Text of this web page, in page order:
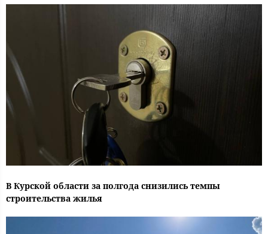
В Курской области за полгода снизились темпы
строительства жилья